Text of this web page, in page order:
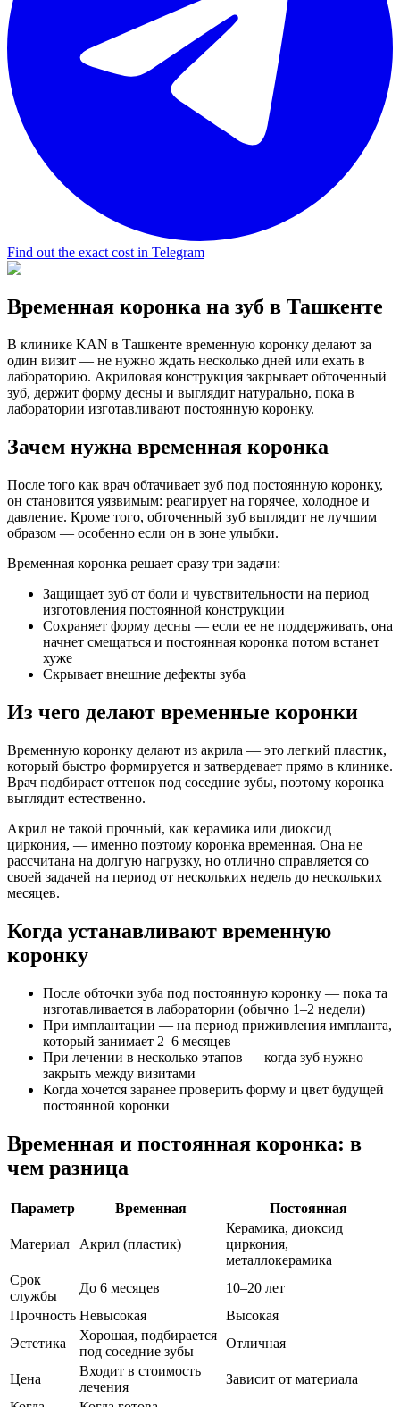
Find out the exact cost in Telegram
Временная коронка на зуб в Ташкенте
В клинике KAN в Ташкенте временную коронку делают за
один визит — не нужно ждать несколько дней или ехать в
лабораторию. Акриловая конструкция закрывает обточенный
зуб, держит форму десны и выглядит натурально, пока в
лаборатории изготавливают постоянную коронку.
Зачем нужна временная коронка
После того как врач обтачивает зуб под постоянную коронку,
он становится уязвимым: реагирует на горячее, холодное и
давление. Кроме того, обточенный зуб выглядит не лучшим
образом — особенно если он в зоне улыбки.
Временная коронка решает сразу три задачи:
Защищает зуб от боли и чувствительности на период
изготовления постоянной конструкции
Сохраняет форму десны — если ее не поддерживать, она
начнет смещаться и постоянная коронка потом встанет
хуже
Скрывает внешние дефекты зуба
Из чего делают временные коронки
Временную коронку делают из акрила — это легкий пластик,
который быстро формируется и затвердевает прямо в клинике.
Врач подбирает оттенок под соседние зубы, поэтому коронка
выглядит естественно.
Акрил не такой прочный, как керамика или диоксид
циркония, — именно поэтому коронка временная. Она не
рассчитана на долгую нагрузку, но отлично справляется со
своей задачей на период от нескольких недель до нескольких
месяцев.
Когда устанавливают временную
коронку
После обточки зуба под постоянную коронку — пока та
изготавливается в лаборатории (обычно 1–2 недели)
При имплантации — на период приживления импланта,
который занимает 2–6 месяцев
При лечении в несколько этапов — когда зуб нужно
закрыть между визитами
Когда хочется заранее проверить форму и цвет будущей
постоянной коронки
Временная и постоянная коронка: в
чем разница
Параметр Временная Постоянная
Материал Акрил (пластик)
Керамика, диоксид
циркония,
металлокерамика
Срок
службы
До 6 месяцев
10–20 лет
Прочность Невысокая
Высокая
Эстетика
Хорошая, подбирается
под соседние зубы
Отличная
Цена
Входит в стоимость
лечения
Зависит от материала